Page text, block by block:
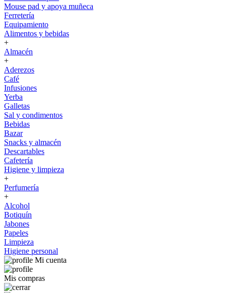
Mouse pad y apoya muñeca
Ferretería
Equipamiento
Alimentos y bebidas
+
Almacén
+
Aderezos
Café
Infusiones
Yerba
Galletas
Sal y condimentos
Bebidas
Bazar
Snacks y almacén
Descartables
Cafetería
Higiene y limpieza
+
Perfumería
+
Alcohol
Botiquín
Jabones
Papeles
Limpieza
Higiene personal
Mi cuenta
Mis compras